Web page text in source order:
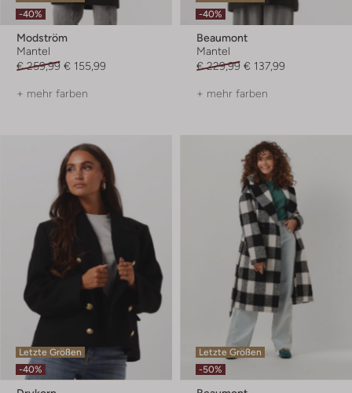
-40%
Modström
Mantel
€ 259,99 € 155,99
+ mehr farben
-40%
Beaumont
Mantel
€ 229,99 € 137,99
+ mehr farben
Letzte Größen
-40%
Letzte Größen
-50%